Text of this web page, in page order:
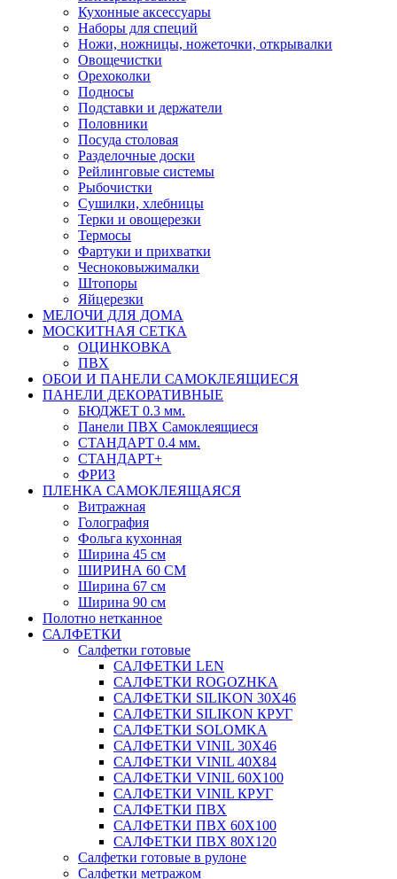
Кухонные аксессуары
Наборы для специй
Ножи, ножницы, ножеточки, открывалки
Овощечистки
Орехоколки
Подносы
Подставки и держатели
Половники
Посуда столовая
Разделочные доски
Рейлинговые системы
Рыбочистки
Сушилки, хлебницы
Терки и овощерезки
Термосы
Фартуки и прихватки
Чесноковыжималки
Штопоры
Яйцерезки
МЕЛОЧИ ДЛЯ ДОМА
МОСКИТНАЯ СЕТКА
ОЦИНКОВКА
ПВХ
ОБОИ И ПАНЕЛИ САМОКЛЕЯЩИЕСЯ
ПАНЕЛИ ДЕКОРАТИВНЫЕ
БЮДЖЕТ 0.3 мм.
Панели ПВХ Самоклеящиеся
СТАНДАРТ 0.4 мм.
СТАНДАРТ+
ФРИЗ
ПЛЕНКА САМОКЛЕЯЩАЯСЯ
Витражная
Голография
Фольга кухонная
Ширина 45 см
ШИРИНА 60 СМ
Ширина 67 см
Ширина 90 см
Полотно нетканное
САЛФЕТКИ
Салфетки готовые
САЛФЕТКИ LEN
САЛФЕТКИ ROGOZHKA
САЛФЕТКИ SILIKON 30Х46
САЛФЕТКИ SILIKON КРУГ
САЛФЕТКИ SOLOMKA
САЛФЕТКИ VINIL 30Х46
САЛФЕТКИ VINIL 40Х84
САЛФЕТКИ VINIL 60Х100
САЛФЕТКИ VINIL КРУГ
САЛФЕТКИ ПВХ
САЛФЕТКИ ПВХ 60Х100
САЛФЕТКИ ПВХ 80Х120
Салфетки готовые в рулоне
Салфетки метражом